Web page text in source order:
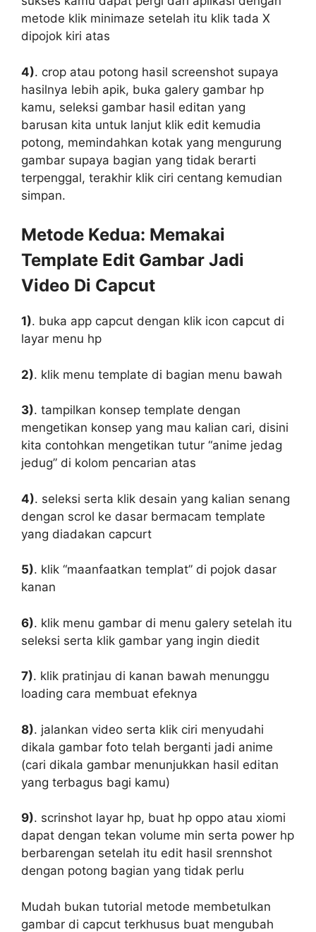
metode klik minimaze setelah itu klik tada X
dipojok kiri atas
4). crop atau potong hasil screenshot supaya
hasilnya lebih apik, buka galery gambar hp
kamu, seleksi gambar hasil editan yang
barusan kita untuk lanjut klik edit kemudia
potong, memindahkan kotak yang mengurung
gambar supaya bagian yang tidak berarti
terpenggal, terakhir klik ciri centang kemudian
simpan.
Metode Kedua: Memakai
Template Edit Gambar Jadi
Video Di Capcut
1). buka app capcut dengan klik icon capcut di
layar menu hp
2). klik menu template di bagian menu bawah
3). tampilkan konsep template dengan
mengetikan konsep yang mau kalian cari, disini
kita contohkan mengetikan tutur “anime jedag
jedug” di kolom pencarian atas
4). seleksi serta klik desain yang kalian senang
dengan scrol ke dasar bermacam template
yang diadakan capcurt
5). klik “maanfaatkan templat” di pojok dasar
kanan
6). klik menu gambar di menu galery setelah itu
seleksi serta klik gambar yang ingin diedit
7). klik pratinjau di kanan bawah menunggu
loading cara membuat efeknya
8). jalankan video serta klik ciri menyudahi
dikala gambar foto telah berganti jadi anime
(cari dikala gambar menunjukkan hasil editan
yang terbagus bagi kamu)
9). scrinshot layar hp, buat hp oppo atau xiomi
dapat dengan tekan volume min serta power hp
berbarengan setelah itu edit hasil srennshot
dengan potong bagian yang tidak perlu
Mudah bukan tutorial metode membetulkan
gambar di capcut terkhusus buat mengubah